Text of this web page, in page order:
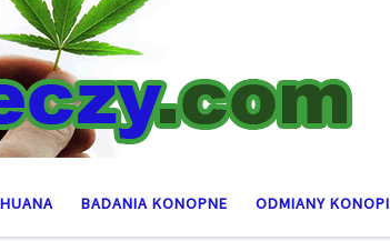
BADANIA KONOPNE ODMIANY KONOPI